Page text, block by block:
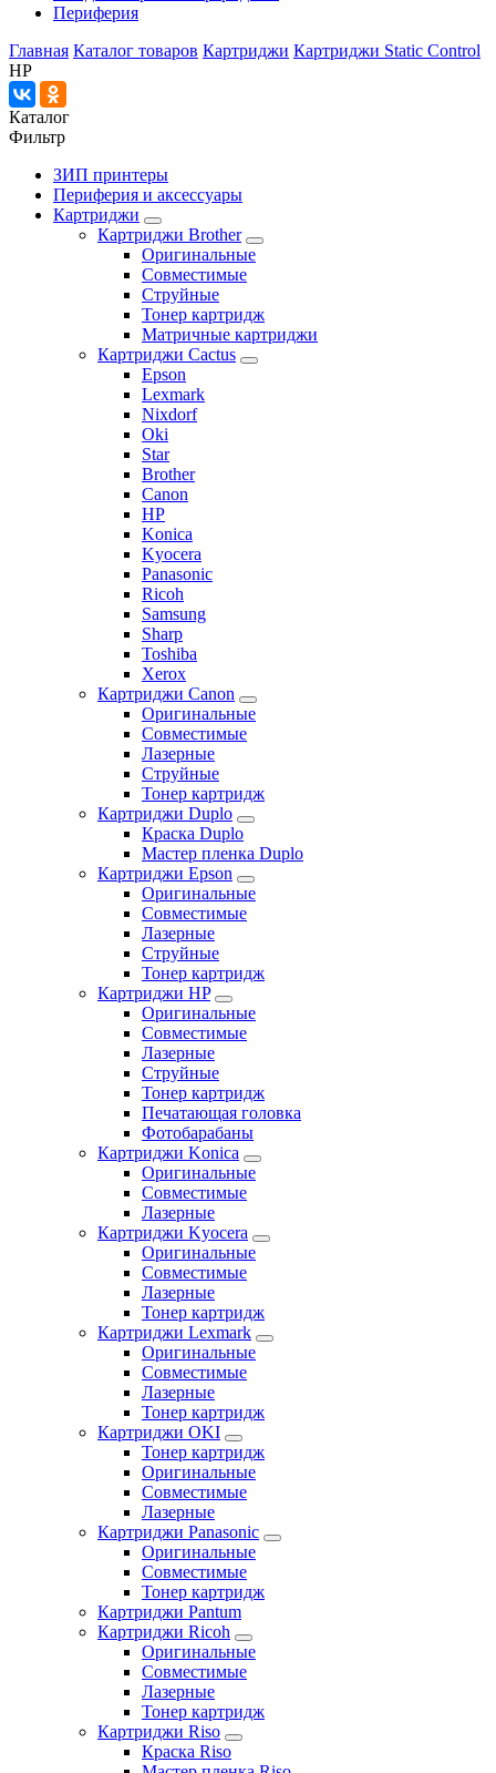
Периферия
Главная Каталог товаров Картриджи Картриджи Static Control
HP
Каталог
Фильтр
ЗИП принтеры
Периферия и аксессуары
Картриджи
Картриджи Brother
Оригинальные
Совместимые
Струйные
Тонер картридж
Матричные картриджи
Картриджи Cactus
Epson
Lexmark
Nixdorf
Oki
Star
Brother
Canon
HP
Konica
Kyocera
Panasonic
Ricoh
Samsung
Sharp
Toshiba
Xerox
Картриджи Canon
Оригинальные
Совместимые
Лазерные
Струйные
Тонер картридж
Картриджи Duplo
Краска Duplo
Мастер пленка Duplo
Картриджи Epson
Оригинальные
Совместимые
Лазерные
Струйные
Тонер картридж
Картриджи HP
Оригинальные
Совместимые
Лазерные
Струйные
Тонер картридж
Печатающая головка
Фотобарабаны
Картриджи Konica
Оригинальные
Совместимые
Лазерные
Картриджи Kyocera
Оригинальные
Совместимые
Лазерные
Тонер картридж
Картриджи Lexmark
Оригинальные
Совместимые
Лазерные
Тонер картридж
Картриджи OKI
Тонер картридж
Оригинальные
Совместимые
Лазерные
Картриджи Panasonic
Оригинальные
Совместимые
Тонер картридж
Картриджи Pantum
Картриджи Ricoh
Оригинальные
Совместимые
Лазерные
Тонер картридж
Картриджи Riso
Краска Riso